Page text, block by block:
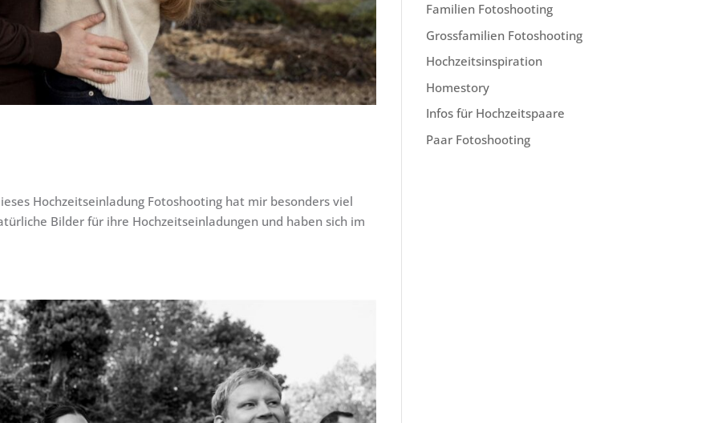
Hochzeitseinladung Fotoshooting hat mir besonders viel
Bilder für ihre Hochzeitseinladungen und haben sich im
Familien Fotoshooting
Grossfamilien Fotoshooting
Hochzeitsinspiration
Homestory
Infos für Hochzeitspaare
Paar Fotoshooting